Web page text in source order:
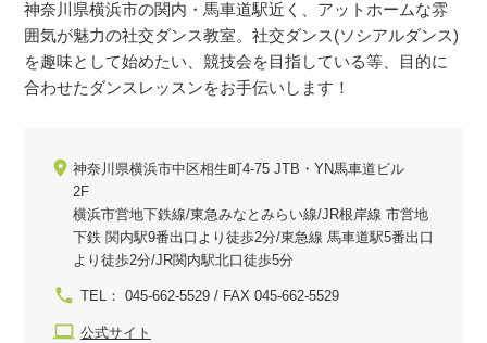
神奈川県横浜市の関内・馬車道駅近く、アットホームな雰
囲気が魅力の社交ダンス教室。社交ダンス(ソシアルダンス)
を趣味として始めたい、競技会を目指している等、目的に
合わせたダンスレッスンをお手伝いします！
神奈川県横浜市中区相生町4-75 JTB・YN馬車道ビル
2F
横浜市営地下鉄線/東急みなとみらい線/JR根岸線 市営地
下鉄 関内駅9番出口より徒歩2分/東急線 馬車道駅5番出口
より徒歩2分/JR関内駅北口徒歩5分
TEL： 045-662-5529 / FAX 045-662-5529
公式サイト